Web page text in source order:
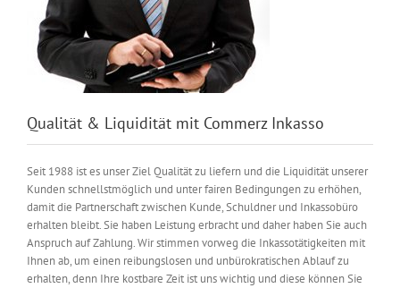
Qualität & Liquidität mit Commerz Inkasso
Seit 1988 ist es unser Ziel Qualität zu liefern und die Liquidität unserer
Kunden schnellstmöglich und unter fairen Bedingungen zu erhöhen,
damit die Partnerschaft zwischen Kunde, Schuldner und Inkassobüro
erhalten bleibt. Sie haben Leistung erbracht und daher haben Sie auch
Anspruch auf Zahlung. Wir stimmen vorweg die Inkassotätigkeiten mit
Ihnen ab, um einen reibungslosen und unbürokratischen Ablauf zu
erhalten, denn Ihre kostbare Zeit ist uns wichtig und diese können Sie